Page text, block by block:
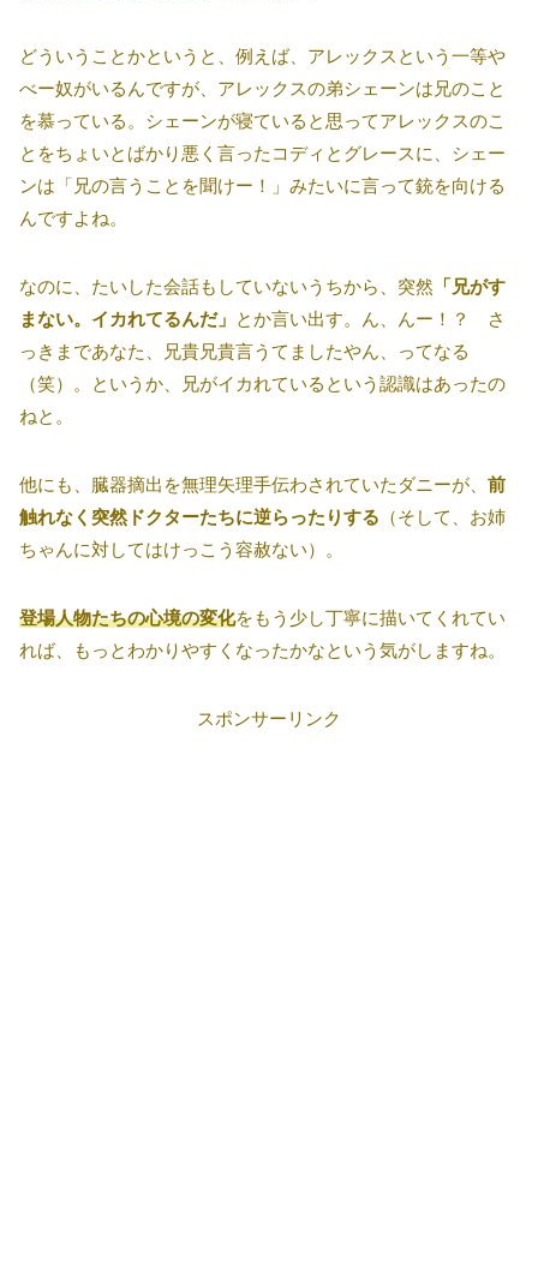
どういうことかというと、例えば、アレックスという一等や
べー奴がいるんですが、アレックスの弟シェーンは兄のこと
を慕っている。シェーンが寝ていると思ってアレックスのこ
とをちょいとばかり悪く言ったコディとグレースに、シェー
ンは「兄の言うことを聞けー！」みたいに言って銃を向ける
んですよね。
なのに、たいした会話もしていないうちから、突然 「兄がす
まない。イカれてるんだ」 とか言い出す。ん、んー！？ さ
っきまであなた、兄貴兄貴言うてましたやん、ってなる
（笑）。というか、兄がイカれているという認識はあったの
ねと。
他にも、臓器摘出を無理矢理手伝わされていたダニーが、 前
触れなく突然ドクターたちに逆らったりする （そして、お姉
ちゃんに対してはけっこう容赦ない）。
登場人物たちの心境の変化をもう少し丁寧に描いてくれてい
れば、もっとわかりやすくなったかなという気がしますね。
スポンサーリンク